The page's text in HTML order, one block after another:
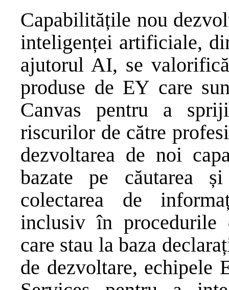
Capabilitățile nou
inteligenței artificiale,
ajutorul AI, se
produse de EY care
Canvas pentru a
riscurilor de către
dezvoltarea de noi
bazate pe căutarea
colectarea de
inclusiv în procedurile
care stau la baza
de dezvoltare,